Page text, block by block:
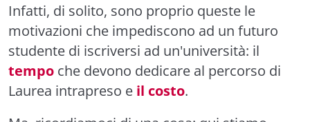
Infatti, di solito, sono proprio queste le
motivazioni che impediscono ad un futuro
studente di iscriversi ad un'università: il
tempo che devono dedicare al percorso di
Laurea intrapreso e il costo.